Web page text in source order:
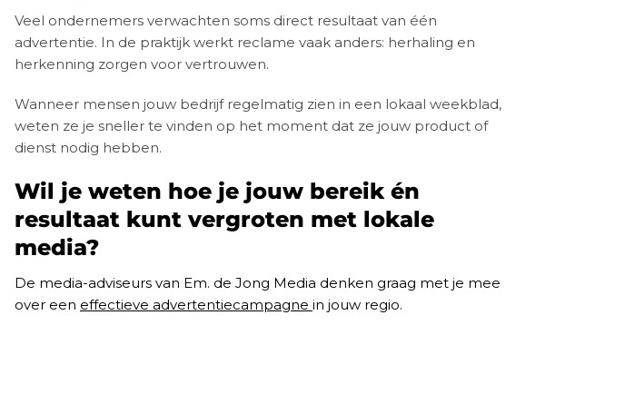
Veel ondernemers verwachten soms direct resultaat van één
advertentie. In de praktijk werkt reclame vaak anders: herhaling en
herkenning zorgen voor vertrouwen.
Wanneer mensen jouw bedrijf regelmatig zien in een lokaal weekblad,
weten ze je sneller te vinden op het moment dat ze jouw product of
dienst nodig hebben.
Wil je weten hoe je jouw bereik én
resultaat kunt vergroten met lokale
media?
De media-adviseurs van Em. de Jong Media denken graag met je mee
over een effectieve advertentiecampagne in jouw regio.